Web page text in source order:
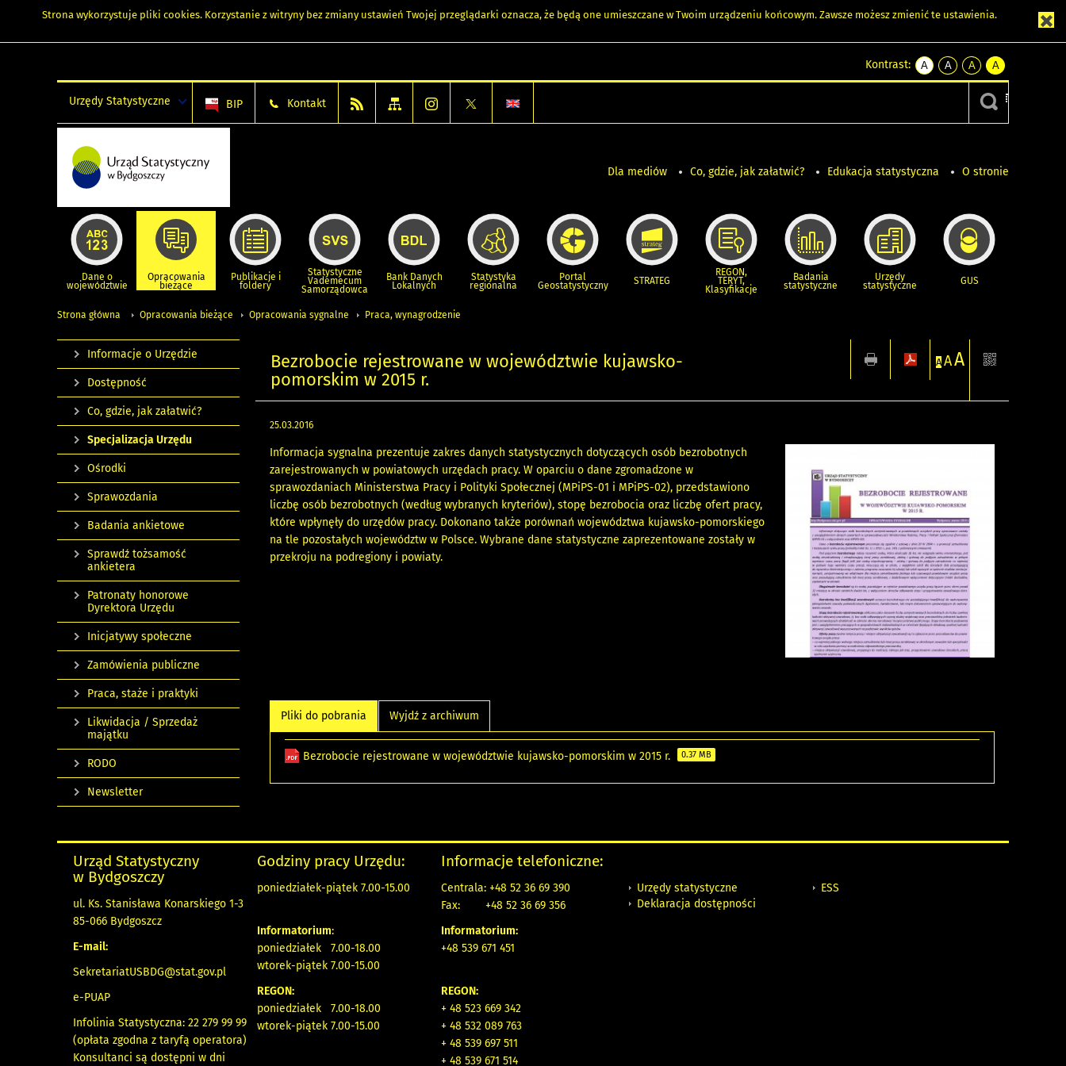
Strona wykorzystuje pliki cookies. Korzystanie z witryny bez zmiany ustawień Twojej przeglądarki oznacza, że będą one umieszczane w Twoim urządzeniu końcowym. Zawsze możesz zmienić te ustawienia.
Kontrast:
A
kontrast
A
kontrast
czarnym
A
kontrast
żółty
tekst
czarnym
A
kontrast
czarny
tekst
żółtym
Urzędy Statystyczne BIP Kontakt
Dla mediów Co, gdzie, jak załatwić? Edukacja statystyczna O stronie
Dane o
województwie
Opracowania
bieżące
Publikacje i
foldery
Statystyczne
Vademecum
Samorządowca
Bank Danych
Lokalnych
Statystyka
regionalna
Portal
Geostatystyczny STRATEG
REGON,
TERYT,
Klasyfikacje
Badania
statystyczne
Urzędy
statystyczne GUS
Strona główna Opracowania bieżące Opracowania sygnalne Praca, wynagrodzenie
Bezrobocie rejestrowane w województwie kujawsko-
pomorskim w 2015 r.
A AA
25.03.2016
Informacja sygnalna prezentuje zakres danych statystycznych dotyczących osób bezrobotnych
zarejestrowanych w powiatowych urzędach pracy. W oparciu o dane zgromadzone w
sprawozdaniach Ministerstwa Pracy i Polityki Społecznej (MPiPS-01 i MPiPS-02), przedstawiono
liczbę osób bezrobotnych (według wybranych kryteriów), stopę bezrobocia oraz liczbę ofert pracy,
które wpłynęły do urzędów pracy. Dokonano także porównań województwa kujawsko-pomorskiego
na tle pozostałych województw w Polsce. Wybrane dane statystyczne zaprezentowane zostały w
przekroju na podregiony i powiaty.
Pliki do pobrania Wyjdź z archiwum
Bezrobocie rejestrowane w województwie kujawsko-pomorskim w 2015 r. 0.37 MB
Informacje o Urzędzie
Dostępność
Co, gdzie, jak załatwić?
Specjalizacja Urzędu
Ośrodki
Sprawozdania
Badania ankietowe
Sprawdź tożsamość
ankietera
Patronaty honorowe
Dyrektora Urzędu
Inicjatywy społeczne
Zamówienia publiczne
Praca, staże i praktyki
Likwidacja / Sprzedaż
majątku
RODO
Newsletter
Urząd Statystyczny
w Bydgoszczy
ul. Ks. Stanisława Konarskiego 1-3
85-066 Bydgoszcz
E-mail:
SekretariatUSBDG@stat.gov.pl
e-PUAP
Infolinia Statystyczna: 22 279 99 99
(opłata zgodna z taryfą operatora)
Konsultanci są dostępni w dni
Godziny pracy Urzędu:
poniedziałek-piątek 7.00-15.00
Informatorium:
poniedziałek 7.00-18.00
wtorek-piątek 7.00-15.00
REGON:
poniedziałek 7.00-18.00
wtorek-piątek 7.00-15.00
Informacje telefoniczne:
Centrala: +48 52 36 69 390
Fax:
+48 52 36 69 356
Informatorium:
+48 539 671 451
REGON:
+ 48 523 669 342
+ 48 532 089 763
+ 48 539 697 511
+ 48 539 671 514
Urzędy statystyczne
Deklaracja dostępności
ESS